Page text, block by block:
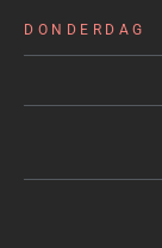
DONDERDAG